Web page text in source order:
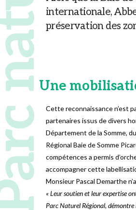
internationale,
préservation des
Une
Cette reconnaissance n’est
partenaires issus de divers
Département de la Somme,
Régional Baie de Somme
compétences a permis
accompagner cette
Monsieur Pascal Demarthe
« Leur soutien et leur expertise
Parc Naturel Régional,